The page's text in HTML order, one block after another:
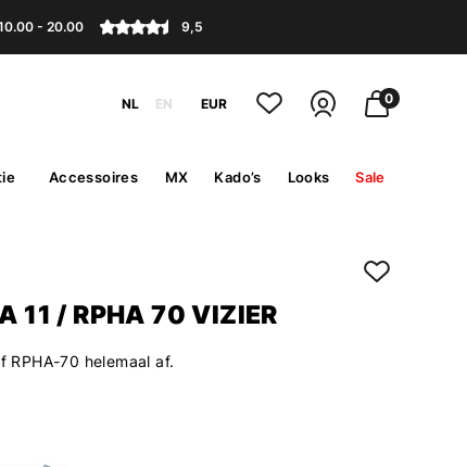
- 20.00 9,5
NL EN EUR 0
Accessoires MX Kado’s Looks Sale
11 / RPHA 70 VIZIER
RPHA-70 helemaal af.